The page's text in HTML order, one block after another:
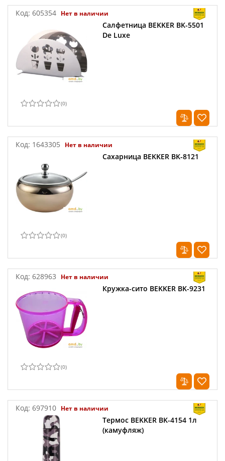
Код: 605354 Нет в наличии
Салфетница BEKKER BK-5501
De Luxe
(0)
Код: 1643305 Нет в наличии
Сахарница BEKKER BK-8121
(0)
Код: 628963 Нет в наличии
Кружка-сито BEKKER BK-9231
(0)
Код: 697910 Нет в наличии
Термос BEKKER BK-4154 1л
(камуфляж)